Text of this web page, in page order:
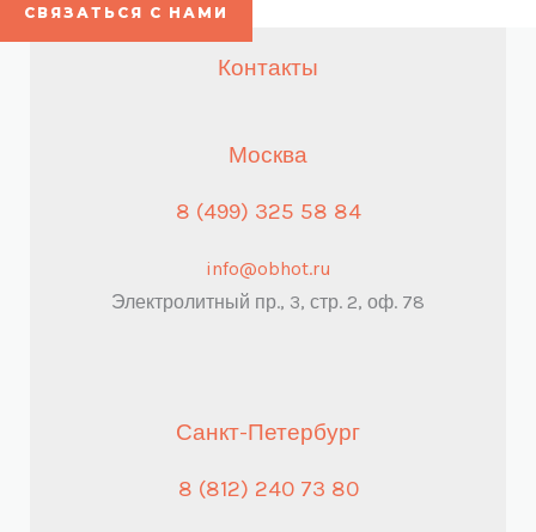
СВЯЗАТЬСЯ С НАМИ
Контакты
Москва
8 (499) 325 58 84
info@obhot.ru
Электролитный пр., 3, стр. 2, оф. 78
Санкт-Петербург
8 (812) 240 73 80